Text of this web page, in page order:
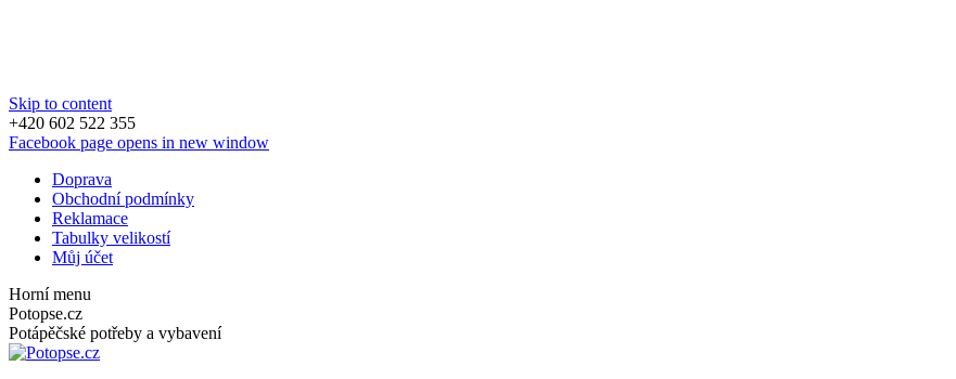
Skip to content
+420 602 522 355
Facebook page opens in new window
Doprava
Obchodní podmínky
Reklamace
Tabulky velikostí
Můj účet
Horní menu
Potopse.cz
Potápěčské potřeby a vybavení